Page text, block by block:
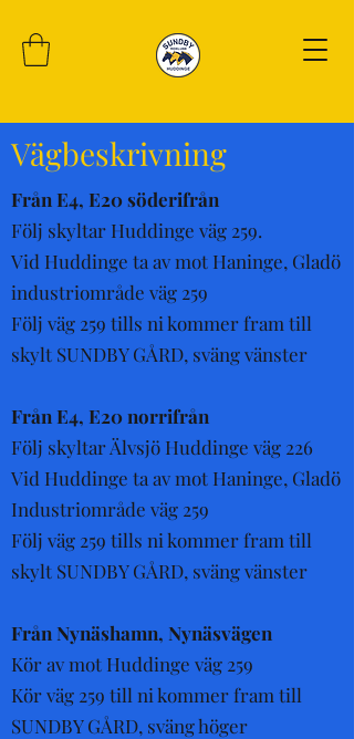
Vägbeskrivning
Från E4, E20 söderifrån
Följ skyltar Huddinge väg 259.
Vid Huddinge ta av mot Haninge, Gladö
industriområde väg 259
Följ väg 259 tills ni kommer fram till
skylt SUNDBY GÅRD, sväng vänster
Från E4, E20 norrifrån
Följ skyltar Älvsjö Huddinge väg 226
Vid Huddinge ta av mot Haninge, Gladö
Industriområde väg 259
Följ väg 259 tills ni kommer fram till
skylt SUNDBY GÅRD, sväng vänster
Från Nynäshamn, Nynäsvägen
Kör av mot Huddinge väg 259
Kör väg 259 till ni kommer fram till
SUNDBY GÅRD, sväng höger